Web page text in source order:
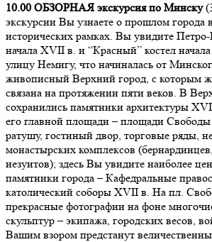
10.00 ОБЗОРНАЯ экскурсия по Минску
экскурсии Вы узнаете о прошлом города
исторических рамках. Вы увидите
начала ХVII в. и “Красный” костел
улицу Немигу, что начиналась от
живописный Верхний город, с которым
связана на протяжении пяти веков. В
сохранились памятники архитектуры
его главной площади – площади
ратушу, гостиный двор, торговые ряды,
монастырских комплексов
иезуитов); здесь Вы увидите наиболее
памятники города – Кафедральные
католический соборы ХVII в. На пл.
прекрасные фотографии на фоне
скульптур – экипажа, городских весов,
Вашим взором предстанут